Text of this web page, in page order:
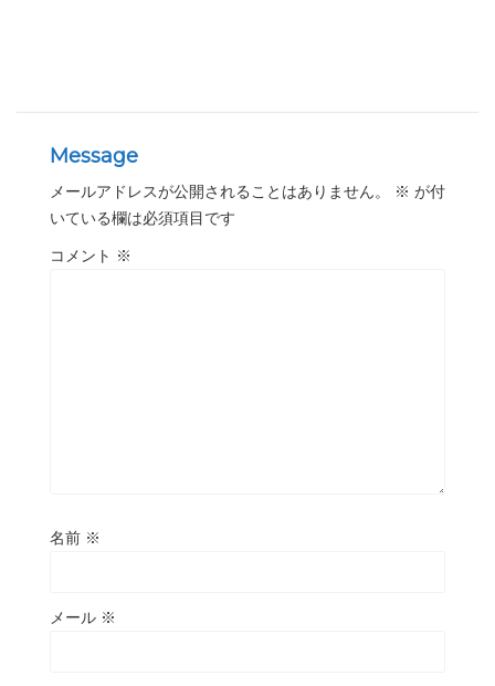
Message
メールアドレスが公開されることはありません。 ※ が付
いている欄は必須項目です
コメント ※
名前 ※
メール ※